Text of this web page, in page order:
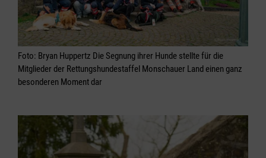
Foto: Bryan Huppertz Die Segnung ihrer Hunde stellte für die
Mitglieder der Rettungshundestaffel Monschauer Land einen ganz
besonderen Moment dar